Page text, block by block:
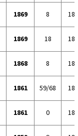
1869 8
1869 18
1868 8
1861 59/68
1861 0